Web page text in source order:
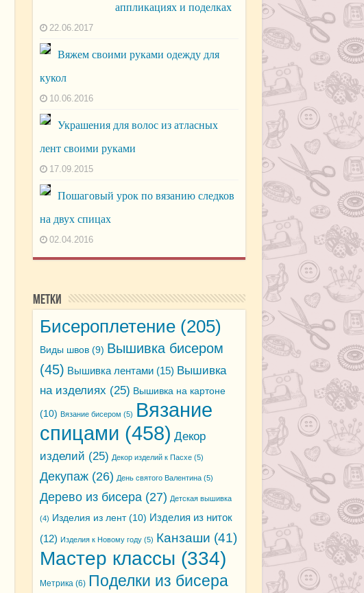
аппликациях и поделках
22.06.2017
Вяжем своими руками одежду для
кукол
10.06.2016
Украшения для волос из атласных
лент своими руками
17.09.2015
Пошаговый урок по вязанию следков
на двух спицах
02.04.2016
Метки
Бисероплетение(205)
Виды швов(9) Вышивка бисером
(45) Вышивка лентами(15) Вышивка
на изделиях (25) Вышивка на картоне
(10) Вязание бисером (5) Вязание
спицами (458) Декор
изделий (25) Декор изделий к Пасхе(5)
Декупаж(26) День святого Валентина(5)
Дерево из бисера(27) Детская вышивка
(4) Изделия из лент(10) Изделия из ниток
(12) Изделия к Новому году(5) Канзаши (41)
Мастер классы (334)
Метрика(6) Поделки из бисера